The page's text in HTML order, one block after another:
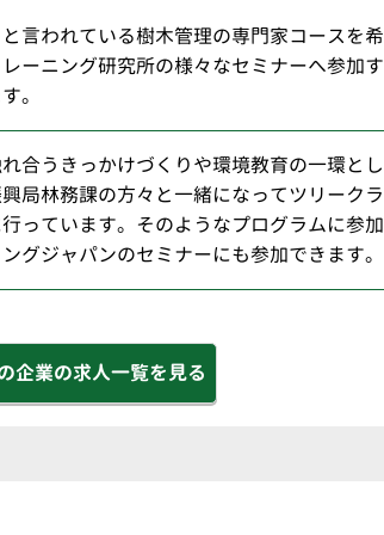
言われている樹木管理の専門家コースを希
ーニング研究所の様々なセミナーへ参加す
。
合うきっかけづくりや環境教育の一環とし
局林務課の方々と一緒になってツリークラ
っています。そのようなプログラムに参加
グジャパンのセミナーにも参加できます。
企業の求人一覧を見る